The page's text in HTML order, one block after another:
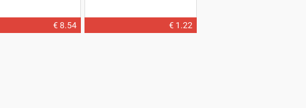
€ 8.54 € 1.22